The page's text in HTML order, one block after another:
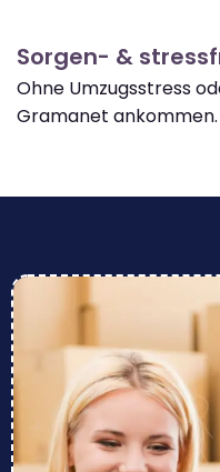
Sorgen- &
Ohne Umzugsstress
Gramanet ankommen.